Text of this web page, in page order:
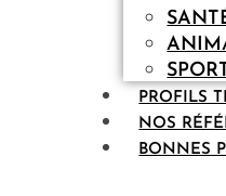
PROFILS
NOS
BONNES